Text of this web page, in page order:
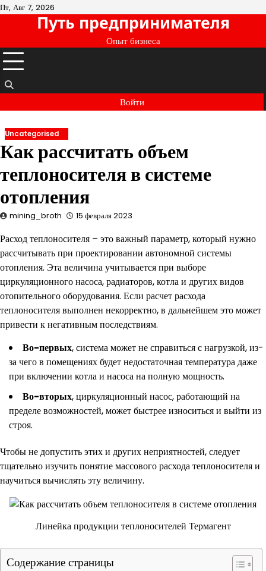
Перейти
содержимому
Пт, Авг 7, 2026
Путь предпринимателя
Опыт бизнеса
Войти
Uncategorised
Как рассчитать объем
теплоносителя в системе
отопления
mining_broth 15 февраля 2023
Расход теплоносителя – это важный параметр, который нужно
рассчитывать при проектировании автономной системы
отопления. Эта величина учитывается при выборе
циркуляционного насоса, радиаторов, котла и других видов
отопительного оборудования. Если расчет расхода
теплоносителя выполнен некорректно, в дальнейшем это может
привести к негативным последствиям.
Во-первых, система может не справиться с нагрузкой, из-
за чего в помещениях будет недостаточная температура даже
при включении котла и насоса на полную мощность.
Во-вторых, циркуляционный насос, работающий на
пределе возможностей, может быстрее износиться и выйти из
строя.
Чтобы не допустить этих и других неприятностей, следует
тщательно изучить понятие массового расхода теплоносителя и
научиться вычислять эту величину.
Линейка продукции теплоносителей Термагент
Содержание страницы